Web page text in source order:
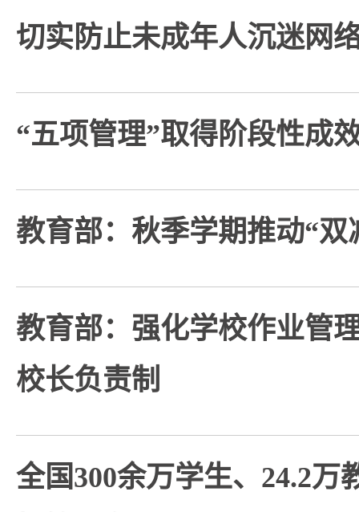
切实防止未成年人沉迷网
“五项管理”取得阶段性成
教育部：秋季学期推动“双
教育部：强化学校作业管
校长负责制
全国300余万学生、24.2万